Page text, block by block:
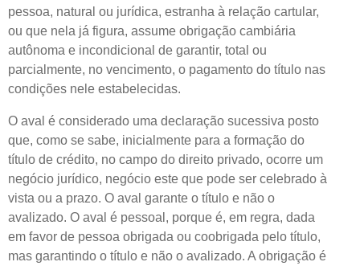
pessoa, natural ou jurídica, estranha à relação cartular,
ou que nela já figura, assume obrigação cambiária
autônoma e incondicional de garantir, total ou
parcialmente, no vencimento, o pagamento do título nas
condições nele estabelecidas.
O aval é considerado uma declaração sucessiva posto
que, como se sabe, inicialmente para a formação do
título de crédito, no campo do direito privado, ocorre um
negócio jurídico, negócio este que pode ser celebrado à
vista ou a prazo. O aval garante o título e não o
avalizado. O aval é pessoal, porque é, em regra, dada
em favor de pessoa obrigada ou coobrigada pelo título,
mas garantindo o título e não o avalizado. A obrigação é